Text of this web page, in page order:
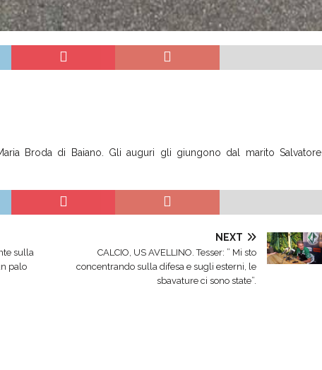
Broda di Baiano. Gli auguri gli giungono dal marito Salvatore.
sulla
palo
NEXT
CALCIO, US AVELLINO. Tesser: ” Mi sto
concentrando sulla difesa e sugli esterni, le
sbavature ci sono state”.